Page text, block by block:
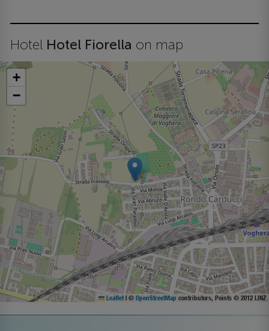
Hotel Hotel Fiorella on map
+
−
Leaflet | © OpenStreetMap contributors, Points © 2012 LINZ